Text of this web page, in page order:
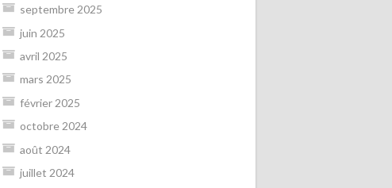
septembre 2025
juin 2025
avril 2025
mars 2025
février 2025
octobre 2024
août 2024
juillet 2024